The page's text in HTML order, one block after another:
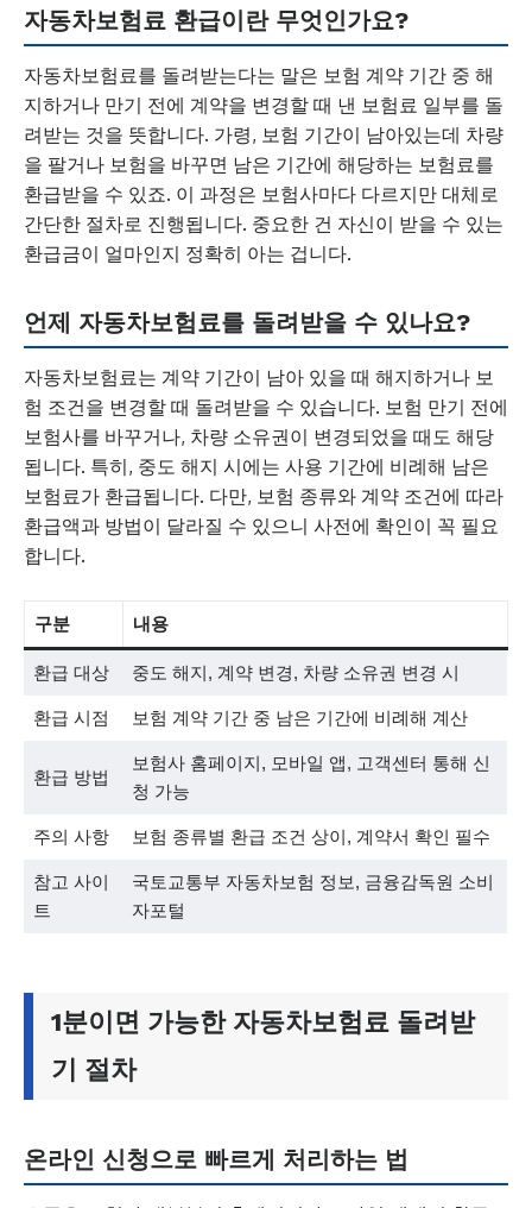
자동차보험료 환급이란 무엇인가요?
자동차보험료를 돌려받는다는 말은 보험 계약 기간 중 해
지하거나 만기 전에 계약을 변경할 때 낸 보험료 일부를 돌
려받는 것을 뜻합니다. 가령, 보험 기간이 남아있는데 차량
을 팔거나 보험을 바꾸면 남은 기간에 해당하는 보험료를
환급받을 수 있죠. 이 과정은 보험사마다 다르지만 대체로
간단한 절차로 진행됩니다. 중요한 건 자신이 받을 수 있는
환급금이 얼마인지 정확히 아는 겁니다.
언제 자동차보험료를 돌려받을 수 있나요?
자동차보험료는 계약 기간이 남아 있을 때 해지하거나 보
험 조건을 변경할 때 돌려받을 수 있습니다. 보험 만기 전에
보험사를 바꾸거나, 차량 소유권이 변경되었을 때도 해당
됩니다. 특히, 중도 해지 시에는 사용 기간에 비례해 남은
보험료가 환급됩니다. 다만, 보험 종류와 계약 조건에 따라
환급액과 방법이 달라질 수 있으니 사전에 확인이 꼭 필요
합니다.
구분 내용
환급 대상 중도 해지, 계약 변경, 차량 소유권 변경 시
환급 시점 보험 계약 기간 중 남은 기간에 비례해 계산
환급 방법
보험사 홈페이지, 모바일 앱, 고객센터 통해 신
청 가능
주의 사항 보험 종류별 환급 조건 상이, 계약서 확인 필수
참고 사이
트
국토교통부 자동차보험 정보, 금융감독원 소비
자포털
1분이면 가능한 자동차보험료 돌려받
기 절차
온라인 신청으로 빠르게 처리하는 법